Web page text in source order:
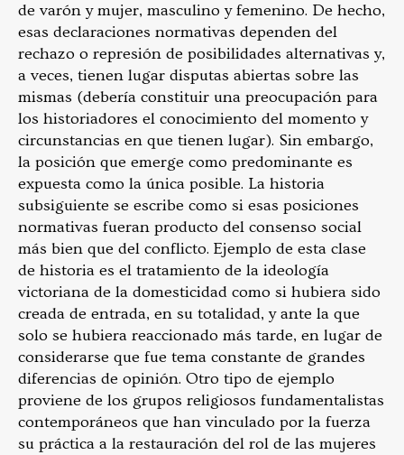
de varón y mujer, masculino y femenino. De hecho,
esas declaraciones normativas dependen del
rechazo o represión de posibilidades alternativas y,
a veces, tienen lugar disputas abiertas sobre las
mismas (debería constituir una preocupación para
los historiadores el conocimiento del momento y
circunstancias en que tienen lugar). Sin embargo,
la posición que emerge como predominante es
expuesta como la única posible. La historia
subsiguiente se escribe como si esas posiciones
normativas fueran producto del consenso social
más bien que del conflicto. Ejemplo de esta clase
de historia es el tratamiento de la ideología
victoriana de la domesticidad como si hubiera sido
creada de entrada, en su totalidad, y ante la que
solo se hubiera reaccionado más tarde, en lugar de
considerarse que fue tema constante de grandes
diferencias de opinión. Otro tipo de ejemplo
proviene de los grupos religiosos fundamentalistas
contemporáneos que han vinculado por la fuerza
su práctica a la restauración del rol de las mujeres